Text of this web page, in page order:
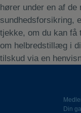
hører under en af
sundhedsforsikring,
tjekke, om du kan få
om helbredstillæg i
tilskud via en
Din